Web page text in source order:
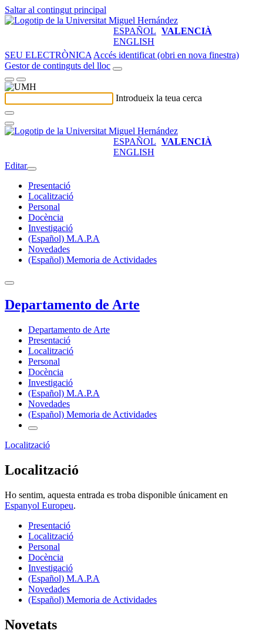
Saltar al contingut principal
ESPAÑOL VALENCIÀ
ENGLISH
SEU ELECTRÒNICA Accés identificat (obri en nova finestra)
Gestor de continguts del lloc
Introdueix la teua cerca
ESPAÑOL VALENCIÀ
ENGLISH
Editar
Presentació
Localització
Personal
Docència
Investigació
(Español) M.A.P.A
Novedades
(Español) Memoria de Actividades
Departamento de Arte
Departamento de Arte
Presentació
Localització
Personal
Docència
Investigació
(Español) M.A.P.A
Novedades
(Español) Memoria de Actividades
Localització
Localització
Ho sentim, aquesta entrada es troba disponible únicament en
Espanyol Europeu.
Presentació
Localització
Personal
Docència
Investigació
(Español) M.A.P.A
Novedades
(Español) Memoria de Actividades
Novetats